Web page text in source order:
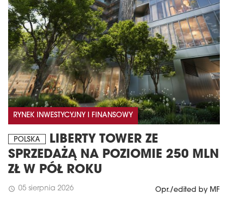
RYNEK INWESTYCYJNY I FINANSOWY
POLSKA
LIBERTY TOWER ZE
SPRZEDAŻĄ NA POZIOMIE 250 MLN
ZŁ W PÓŁ ROKU
schedule 05 sierpnia 2026 Opr./edited by MF